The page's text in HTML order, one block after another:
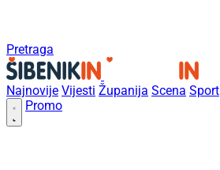
Pretraga
Najnovije Vijesti Županija Scena Sport
Promo